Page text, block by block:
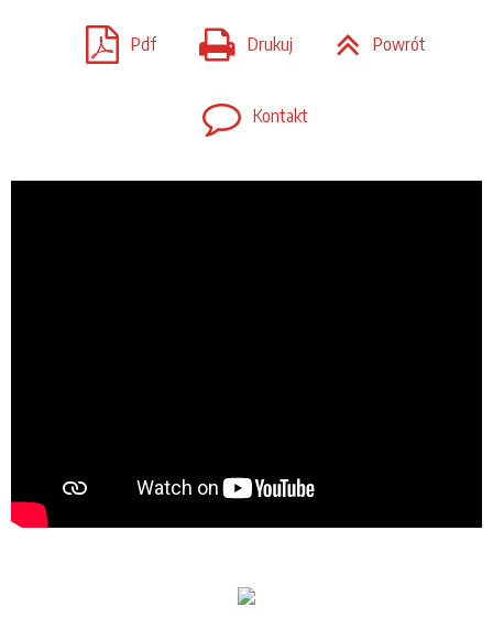
Pdf Drukuj Powrót
Kontakt